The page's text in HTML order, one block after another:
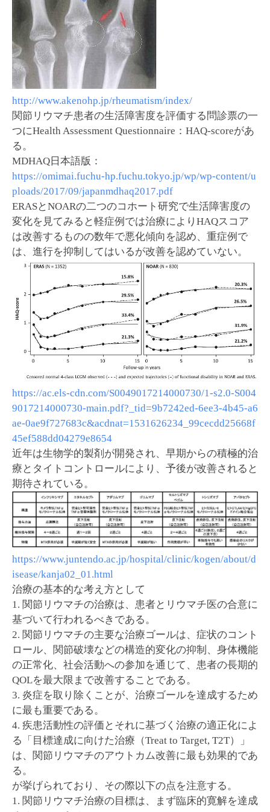
http://www.akenohp.jp/rheumatism/index/
関節リウマチ患者の生活障害度を評価する問診票の一
つにHealth Assessment Questionnaire：HAQ-scoreがあ
る。
MDHAQ日本語版：
https://omimai.fuchu-hp.fuchu.tokyo.jp/wp/wp-content/u
ploads/2017/09/japanmdhaq2017.pdf
ERASとNOARの二つのコホート研究で生活障害度の
変化を見てみると軽症例では治療によりHAQスコア
は改善するものの数年で悪化傾向を認め、重症例で
は、進行を抑制してはいるが改善を認めていない。
https://ac.els-cdn.com/S0049017214000730/1-s2.0-S004
9017214000730-main.pdf?_tid=9b7242ed-6ee3-4b45-a6
ae-0ae9f727683c&acdnat=1531626234_99cecdd25668f
45ef588dd04279e8654
近年は生物学的製剤が開発され、早期からの積極的治
療とタイトコントロールにより、予後が改善されると
期待されている。
https://www.juntendo.ac.jp/hospital/clinic/kogen/about/d
isease/kanja02_01.html
治療の基本的な考え方として
1. 関節リウマチの治療は、患者とリウマチ医の合意に
基づいて行われるべきである。
2. 関節リウマチの主要な治療ゴールは、症状のコント
ロール、関節破壊などの構造的変化の抑制、身体機能
の正常化、社会活動への参加を通じて、患者の長期的
QOLを最大限まで改善することである。
3. 炎症を取り除くことが、治療ゴールを達成するため
に最も重要である。
4. 疾患活動性の評価とそれに基づく治療の適正化によ
る「目標達成に向けた治療（Treat to Target, T2T）」
は、関節リウマチのアウトカム改善に最も効果的であ
る。
が挙げられており、その際以下の点を注意する。
1. 関節リウマチ治療の目標は、まず臨床的寛解を達成